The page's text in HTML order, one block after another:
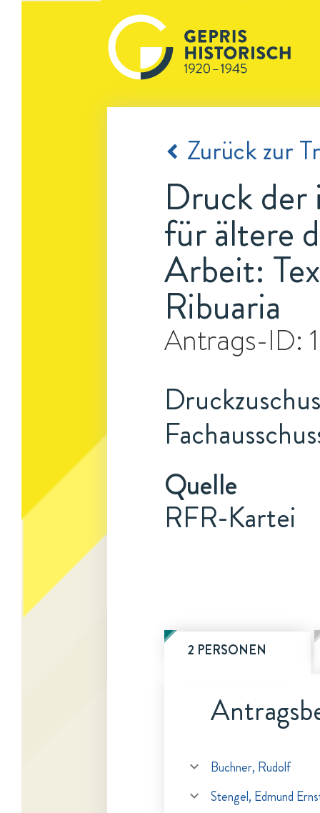
Zurück zur
Druck der
für ältere
Arbeit:
Ribuaria
Antrags-ID:
Quelle
RFR-Kartei
2 PERSONEN
Buchner, Rudolf
Stengel, Edmund